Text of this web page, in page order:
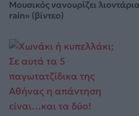
Μουσικός νανουρίζει
rain» (βίντεο)